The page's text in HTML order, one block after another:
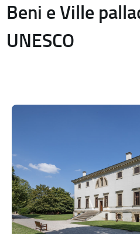
Beni e Ville
UNESCO